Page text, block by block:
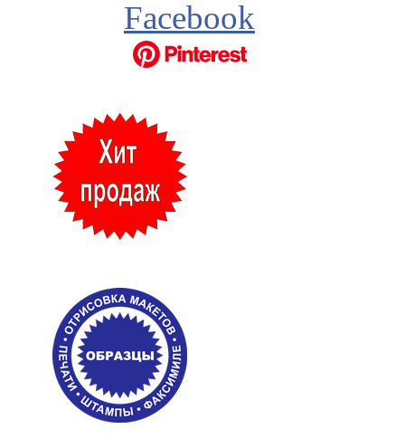
Facebook